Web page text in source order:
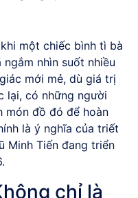
một chiếc bình tì bà
nhìn suốt nhiều
mới mẻ, dù giá trị
lại, có những người
món đồ đó để hoàn
là ý nghĩa của triết
Minh Tiến đang triển
chỉ là